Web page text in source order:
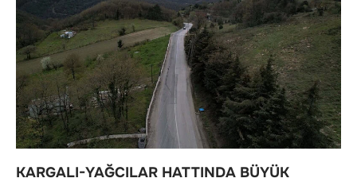
KARGALI-YAĞCILAR HATTINDA BÜYÜK